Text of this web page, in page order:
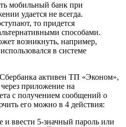
мобильный банк при
удается не всегда.
то придется
способами.
возникнуть, например,
в системе
активен ТП «Эконом»,
приложение на
с получением сообщений о
его можно в 4 действия:
и ввести 5-значный пароль или